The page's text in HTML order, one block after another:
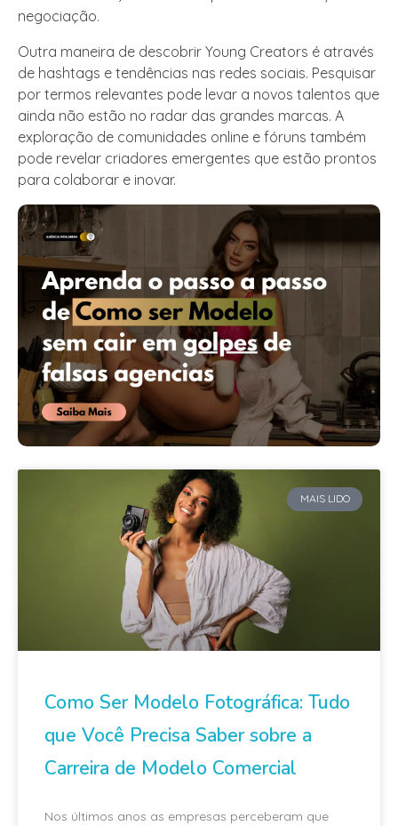
negociação.
Outra maneira de descobrir Young Creators é através
de hashtags e tendências nas redes sociais. Pesquisar
por termos relevantes pode levar a novos talentos que
ainda não estão no radar das grandes marcas. A
exploração de comunidades online e fóruns também
pode revelar criadores emergentes que estão prontos
para colaborar e inovar.
MAIS LIDO
Como Ser Modelo Fotográfica: Tudo
que Você Precisa Saber sobre a
Carreira de Modelo Comercial
Nos últimos anos as empresas perceberam que